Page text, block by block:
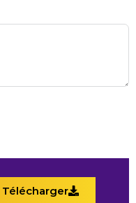
Télécharger